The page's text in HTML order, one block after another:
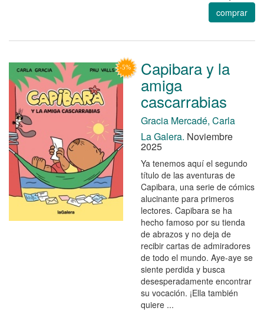
comprar
Capibara y la
amiga
cascarrabias
Gracia Mercadé, Carla
La Galera. Noviembre
2025
Ya tenemos aquí el segundo
título de las aventuras de
Capibara, una serie de cómics
alucinante para primeros
lectores. Capibara se ha
hecho famoso por su tienda
de abrazos y no deja de
recibir cartas de admiradores
de todo el mundo. Aye-aye se
siente perdida y busca
desesperadamente encontrar
su vocación. ¡Ella también
quiere ...